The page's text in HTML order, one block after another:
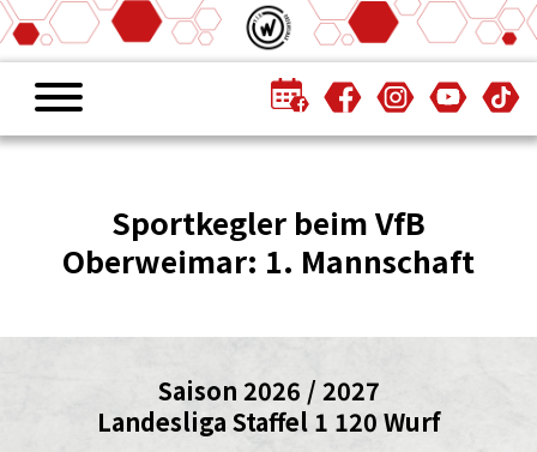
Sportkegler beim VfB
Oberweimar: 1. Mannschaft
Saison 2026 / 2027
Landesliga Staffel 1 120 Wurf